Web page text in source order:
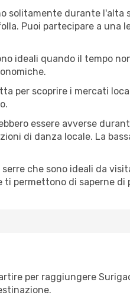
solitamente durante l'alta
Puoi partecipare a una
ideali quando il tempo
per scoprire i mercati
essere avverse
di danza locale. La
che sono ideali da
permettono di saperne di
per raggiungere